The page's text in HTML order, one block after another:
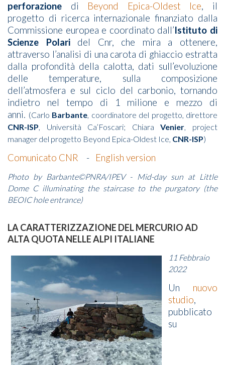
perforazione di Beyond Epica-Oldest Ice, il
progetto di ricerca internazionale finanziato dalla
Commissione europea e coordinato dall’Istituto di
Scienze Polaridel Cnr, che mira a ottenere,
attraverso l’analisi di una carota di ghiaccio estratta
dalla profondità della calotta, dati sull’evoluzione
delle temperature, sulla composizione
dell’atmosfera e sul ciclo del carbonio, tornando
indietro nel tempo di 1 milione e mezzo di
anni. (Carlo Barbante, coordinatore del progetto, direttore
CNR-ISP, Università Ca’Foscari; ChiaraVenier, project
manager del progetto Beyond Epica-Oldest Ice, CNR-ISP)
Comunicato CNR - English version
Photo by Barbante©PNRA/IPEV - Mid-day sun at Little
Dome C illuminating the staircase to the purgatory (the
BEOIC hole entrance)
LA CARATTERIZZAZIONE DEL MERCURIO AD
ALTA QUOTA NELLE ALPI ITALIANE
11 Febbraio
2022
Un nuovo
studio,
pubblicato
su